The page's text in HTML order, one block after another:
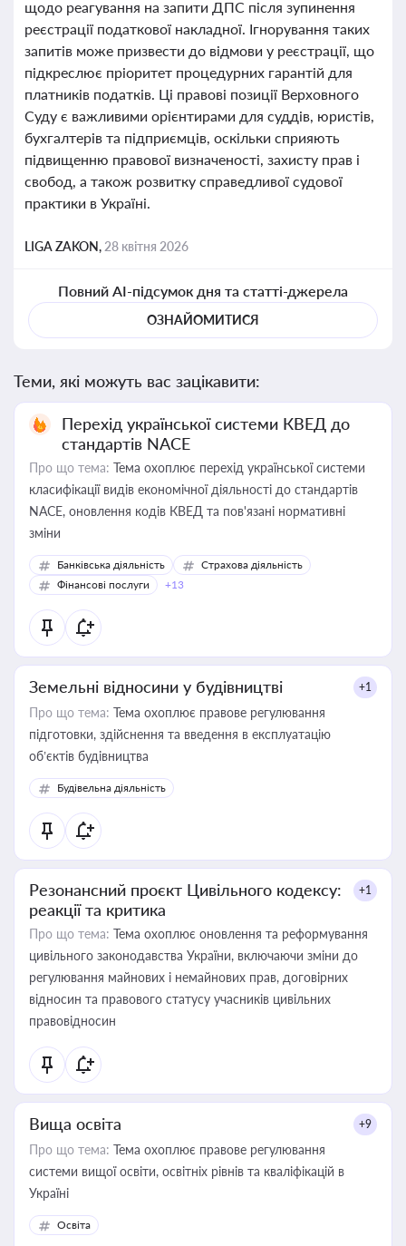
щодо реагування на запити ДПС після зупинення
реєстрації податкової накладної. Ігнорування таких
запитів може призвести до відмови у реєстрації, що
підкреслює пріоритет процедурних гарантій для
платників податків. Ці правові позиції Верховного
Суду є важливими орієнтирами для суддів, юристів,
бухгалтерів та підприємців, оскільки сприяють
підвищенню правової визначеності, захисту прав і
свобод, а також розвитку справедливої судової
практики в Україні.
LIGA ZAKON, 28 квітня 2026
Повний AI-підсумок дня та статті-джерела
ОЗНАЙОМИТИСЯ
Теми, які можуть вас зацікавити:
Перехід української системи КВЕД до
стандартів NACE
Про що тема: Тема охоплює перехід української системи
класифікації видів економічної діяльності до стандартів
NACE, оновлення кодів КВЕД та пов'язані нормативні
зміни
Банківська діяльність
Страхова діяльність
Фінансові послуги
+13
Земельні відносини у будівництві +1
Про що тема: Тема охоплює правове регулювання
підготовки, здійснення та введення в експлуатацію
об’єктів будівництва
Будівельна діяльність
Резонансний проєкт Цивільного кодексу:
реакції та критика
+1
Про що тема: Тема охоплює оновлення та реформування
цивільного законодавства України, включаючи зміни до
регулювання майнових і немайнових прав, договірних
відносин та правового статусу учасників цивільних
правовідносин
Вища освіта +9
Про що тема: Тема охоплює правове регулювання
системи вищої освіти, освітніх рівнів та кваліфікацій в
Україні
Освіта